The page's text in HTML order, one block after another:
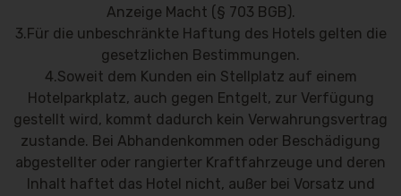
Anzeige Macht (§ 703 BGB).
3.Für die unbeschränkte Haftung des Hotels gelten die
gesetzlichen Bestimmungen.
4.Soweit dem Kunden ein Stellplatz auf einem
Hotelparkplatz, auch gegen Entgelt, zur Verfügung
gestellt wird, kommt dadurch kein Verwahrungsvertrag
zustande. Bei Abhandenkommen oder Beschädigung
abgestellter oder rangierter Kraftfahrzeuge und deren
Inhalt haftet das Hotel nicht, außer bei Vorsatz und